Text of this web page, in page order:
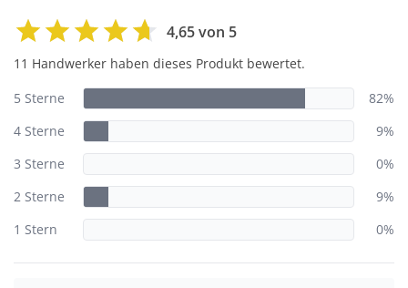
4,65 von 5
11 Handwerker haben dieses Produkt bewertet.
5 Sterne
82%
4 Sterne
9%
3 Sterne
0%
2 Sterne
9%
1 Stern
0%